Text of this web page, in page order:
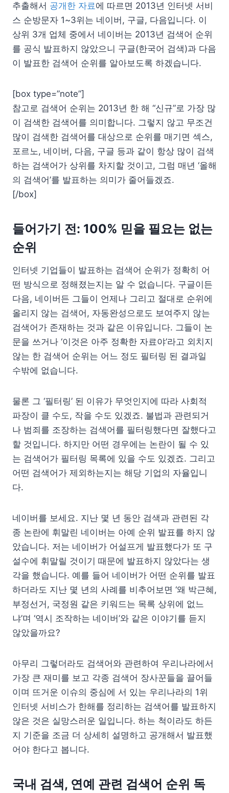
추출해서 공개한 자료에 따르면 2013년 인터넷 서비
스 순방문자 1~3위는 네이버, 구글, 다음입니다. 이
상위 3개 업체 중에서 네이버는 2013년 검색어 순위
를 공식 발표하지 않았으니 구글(한국어 검색)과 다음
이 발표한 검색어 순위를 알아보도록 하겠습니다.
[box type=”note”]
참고로 검색어 순위는 2013년 한 해 “신규”로 가장 많
이 검색한 검색어를 의미합니다. 그렇지 않고 무조건
많이 검색한 검색어를 대상으로 순위를 매기면 섹스,
포르노, 네이버, 다음, 구글 등과 같이 항상 많이 검색
하는 검색어가 상위를 차지할 것이고, 그럼 매년 ‘올해
의 검색어’를 발표하는 의미가 줄어들겠죠.
[/box]
들어가기 전: 100% 믿을 필요는 없는
순위
인터넷 기업들이 발표하는 검색어 순위가 정확히 어
떤 방식으로 정해졌는지는 알 수 없습니다. 구글이든
다음, 네이버든 그들이 언제나 그리고 절대로 순위에
올리지 않는 검색어, 자동완성으로도 보여주지 않는
검색어가 존재하는 것과 같은 이유입니다. 그들이 논
문을 쓰거나 ‘이것은 아주 정확한 자료야’라고 외치지
않는 한 검색어 순위는 어느 정도 필터링 된 결과일
수밖에 없습니다.
물론 그 ‘필터링’ 된 이유가 무엇인지에 따라 사회적
파장이 클 수도, 작을 수도 있겠죠. 불법과 관련되거
나 범죄를 조장하는 검색어를 필터링했다면 잘했다고
할 것입니다. 하지만 어떤 경우에는 논란이 될 수 있
는 검색어가 필터링 목록에 있을 수도 있겠죠. 그리고
어떤 검색어가 제외하는지는 해당 기업의 자율입니
다.
네이버를 보세요. 지난 몇 년 동안 검색과 관련된 각
종 논란에 휘말린 네이버는 아예 순위 발표를 하지 않
았습니다. 저는 네이버가 어설프게 발표했다가 또 구
설수에 휘말릴 것이기 때문에 발표하지 않았다는 생
각을 했습니다. 예를 들어 네이버가 어떤 순위를 발표
하더라도 지난 몇 년의 사례를 비추어보면 ‘왜 박근혜,
부정선거, 국정원 같은 키워드는 목록 상위에 없느
냐’며 ‘역시 조작하는 네이버’와 같은 이야기를 듣지
않았을까요?
아무리 그렇더라도 검색어와 관련하여 우리나라에서
가장 큰 재미를 보고 각종 검색어 장사꾼들을 끌어들
이며 뜨거운 이슈의 중심에 서 있는 우리나라의 1위
인터넷 서비스가 한해를 정리하는 검색어를 발표하지
않은 것은 실망스러운 일입니다. 하는 척이라도 하든
지 기준을 조금 더 상세히 설명하고 공개해서 발표했
어야 한다고 봅니다.
국내 검색, 연예 관련 검색어 순위 독